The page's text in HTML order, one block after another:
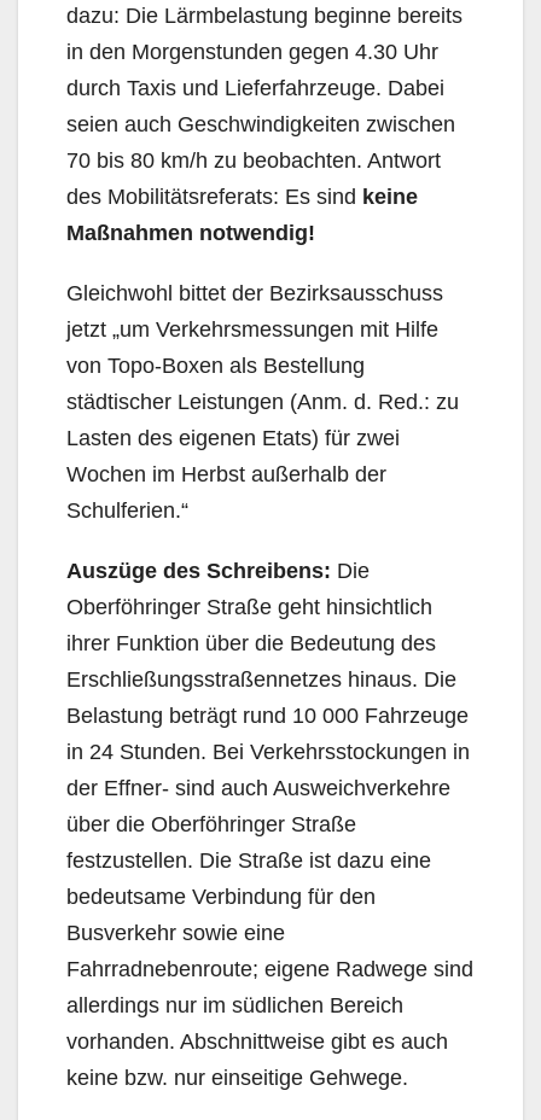
dazu: Die Lärmbelastung beginne bereits
in den Morgenstunden gegen 4.30 Uhr
durch Taxis und Lieferfahrzeuge. Dabei
seien auch Geschwindigkeiten zwischen
70 bis 80 km/h zu beobachten. Antwort
des Mobilitätsreferats: Es sind keine
Maßnahmen notwendig!
Gleichwohl bittet der Bezirksausschuss
jetzt „um Verkehrsmessungen mit Hilfe
von Topo-Boxen als Bestellung
städtischer Leistungen (Anm. d. Red.: zu
Lasten des eigenen Etats) für zwei
Wochen im Herbst außerhalb der
Schulferien.“
Auszüge des Schreibens: Die
Oberföhringer Straße geht hinsichtlich
ihrer Funktion über die Be­deutung des
Erschließungsstraßennetzes hinaus. Die
Belastung beträgt rund 10 000 Fahrzeuge
in 24 Stunden. Bei Verkehrsstockungen in
der Effner- sind auch Ausweichverkehre
über die Oberföh­ringer Straße
festzustellen. Die Straße ist dazu eine
bedeutsame Verbindung für den
Busverkehr sowie eine
Fahrradnebenroute; eigene Radwege sind
allerdings nur im südlichen Bereich
vorhan­den. Abschnittweise gibt es auch
keine bzw. nur einseitige Gehwege.